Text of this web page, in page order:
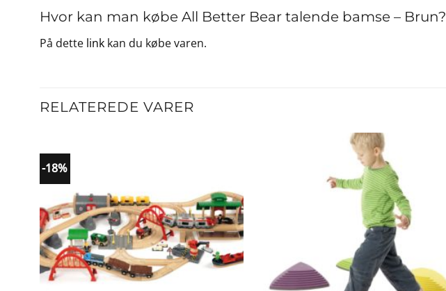
Hvor kan man købe All Better Bear talende bamse – Brun?
På dette link kan du købe varen.
RELATEREDE VARER
-18%